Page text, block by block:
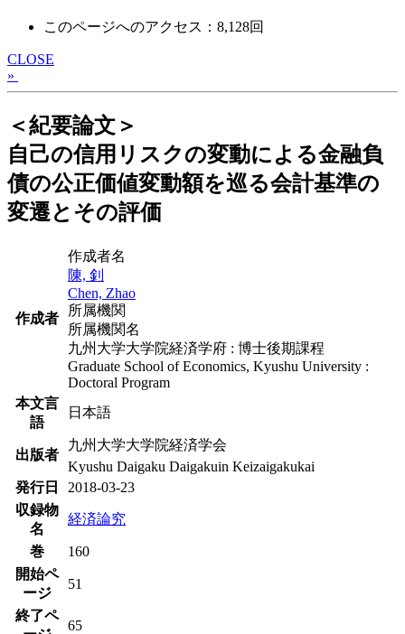
このページへのアクセス：8,128回
CLOSE
»
＜紀要論文＞
自己の信用リスクの変動による金融負
債の公正価値変動額を巡る会計基準の
変遷とその評価
作成者
作成者名
陳, 釗
Chen, Zhao
所属機関
所属機関名
九州大学大学院経済学府 : 博士後期課程
Graduate School of Economics, Kyushu University :
Doctoral Program
本文言
語
日本語
出版者
九州大学大学院経済学会
Kyushu Daigaku Daigakuin Keizaigakukai
発行日
2018-03-23
収録物
名
経済論究
巻
160
開始ペ
ージ
51
終了ペ
65